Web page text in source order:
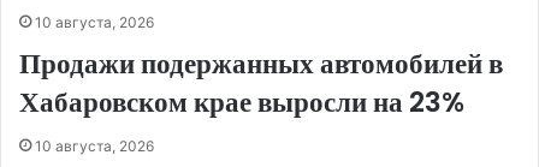
10 августа, 2026
Продажи подержанных автомобилей в
Хабаровском крае выросли на 23%
10 августа, 2026